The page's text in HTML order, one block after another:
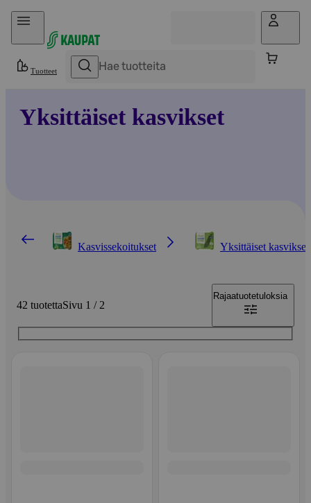
Hyppää sisältöön
Tuotteet
Yksittäiset kasvikset
Kasvissekoitukset Yksittäiset kasvikset
42 tuotettaSivu 1 / 2
Rajaatuotetuloksia